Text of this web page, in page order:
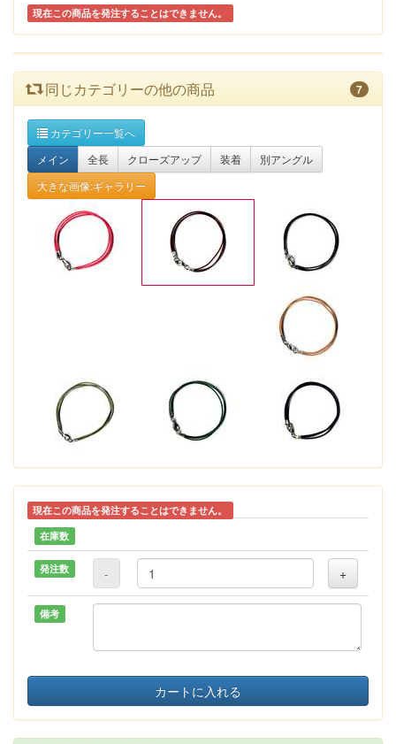
現在この商品を発注することはできません。
同じカテゴリーの他の商品 7
カテゴリー一覧へ
メイン
全長 クローズアップ 装着
別アングル
大きな画像:ギャラリー
現在この商品を発注することはできません。
在庫数
発注数 - +
備考
カートに入れる